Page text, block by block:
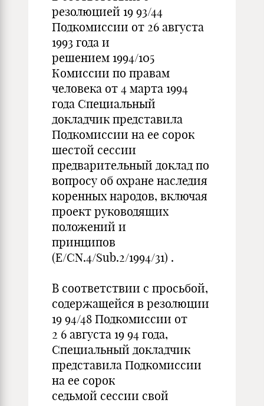
резолюцией 19 93/44
Подкомиссии от 26 августа
1993 года и
решением 1994/105
Комиссии по правам
человека от 4 марта 1994
года Специальный
докладчик представила
Подкомиссии на ее сорок
шестой сессии
предварительный доклад по
вопросу об охране наследия
коренных народов, включая
проект руководящих
положений и
принципов
(E/CN.4/Sub.2/1994/31) .
В соответствии с просьбой,
содержащейся в резолюции
19 94/48 Подкомиссии от
2 6 августа 19 94 года,
Специальный докладчик
представила Подкомиссии
на ее сорок
седьмой сессии свой